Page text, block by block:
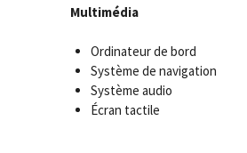
Multimédia
Ordinateur de bord
Système de navigation
Système audio
Écran tactile